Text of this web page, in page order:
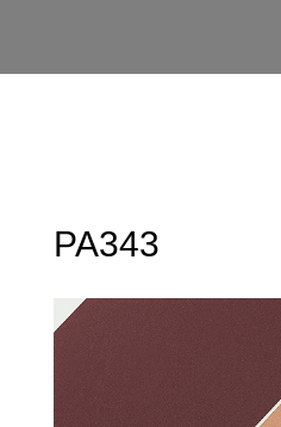
PA343